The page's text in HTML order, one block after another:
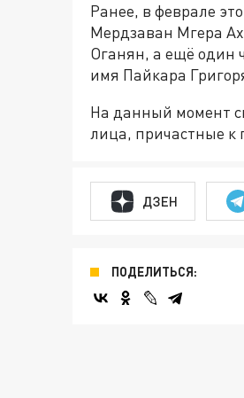
Ранее, в феврале
Мердзаван Мгера
Оганян, а ещё один
имя Пайкара
На данный момент
лица, причастные к
ДЗЕН
ПОДЕЛИТЬСЯ: